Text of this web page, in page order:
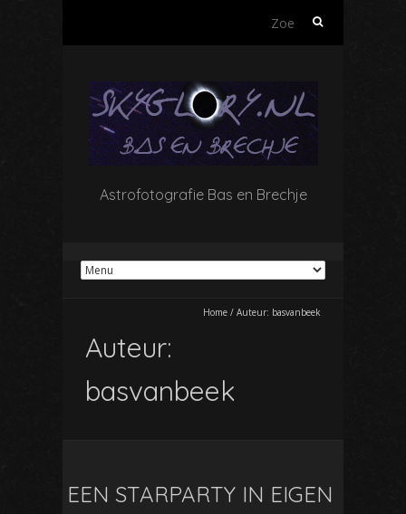
Zoeken
Astrofotografie Bas en Brechje
Home / Auteur: basvanbeek
Auteur:
basvanbeek
EEN STARPARTY IN EIGEN